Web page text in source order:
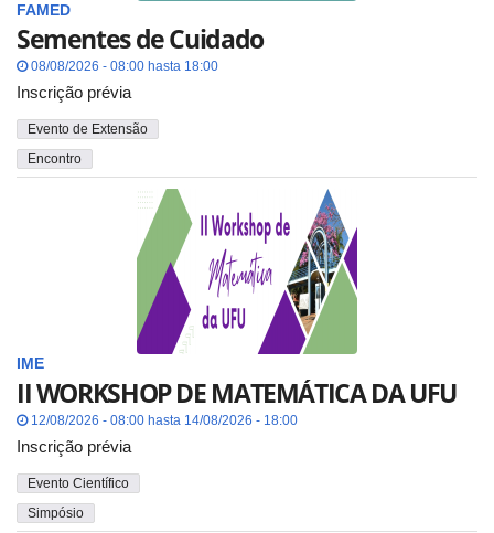
FAMED
Sementes de Cuidado
08/08/2026 - 08:00 hasta 18:00
Inscrição prévia
Evento de Extensão
Encontro
IME
II WORKSHOP DE MATEMÁTICA DA UFU
12/08/2026 - 08:00 hasta 14/08/2026 - 18:00
Inscrição prévia
Evento Científico
Simpósio